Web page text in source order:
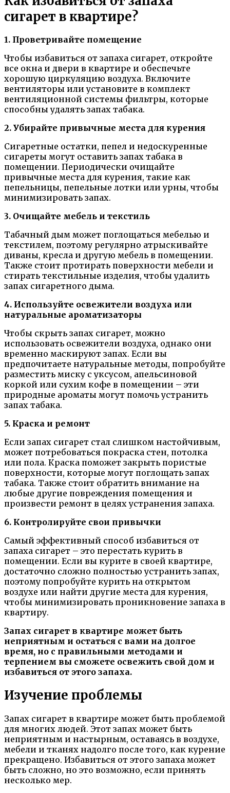
сигарет в квартире?
1. Проветривайте помещение
Чтобы избавиться от запаха сигарет, откройте
все окна и двери в квартире и обеспечьте
хорошую циркуляцию воздуха. Включите
вентиляторы или установите в комплект
вентиляционной системы фильтры, которые
способны удалять запах табака.
2. Убирайте привычные места для курения
Сигаретные остатки, пепел и недоскуренные
сигареты могут оставить запах табака в
помещении. Периодически очищайте
привычные места для курения, такие как
пепельницы, пепельные лотки или урны, чтобы
минимизировать запах.
3. Очищайте мебель и текстиль
Табачный дым может поглощаться мебелью и
текстилем, поэтому регулярно атрыскивайте
диваны, кресла и другую мебель в помещении.
Также стоит протирать поверхности мебели и
стирать текстильные изделия, чтобы удалить
запах сигаретного дыма.
4. Используйте освежители воздуха или
натуральные ароматизаторы
Чтобы скрыть запах сигарет, можно
использовать освежители воздуха, однако они
временно маскируют запах. Если вы
предпочитаете натуральные методы, попробуйте
разместить миску с уксусом, апельсиновой
коркой или сухим кофе в помещении – эти
природные ароматы могут помочь устранить
запах табака.
5. Краска и ремонт
Если запах сигарет стал слишком настойчивым,
может потребоваться покраска стен, потолка
или пола. Краска поможет закрыть пористые
поверхности, которые могут поглощать запах
табака. Также стоит обратить внимание на
любые другие повреждения помещения и
произвести ремонт в целях устранения запаха.
6. Контролируйте свои привычки
Самый эффективный способ избавиться от
запаха сигарет – это перестать курить в
помещении. Если вы курите в своей квартире,
достаточно сложно полностью устранить запах,
поэтому попробуйте курить на открытом
воздухе или найти другие места для курения,
чтобы минимизировать проникновение запаха в
квартиру.
Запах сигарет в квартире может быть
неприятным и остаться с вами на долгое
время, но с правильными методами и
терпением вы сможете освежить свой дом и
избавиться от этого запаха.
Изучение проблемы
Запах сигарет в квартире может быть проблемой
для многих людей. Этот запах может быть
неприятным и настырным, оставаясь в воздухе,
мебели и тканях надолго после того, как курение
прекращено. Избавиться от этого запаха может
быть сложно, но это возможно, если принять
несколько мер.